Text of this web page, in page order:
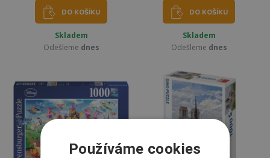
DO KOŠÍKU
Skladem
Odešleme dnes
DO KOŠÍKU
Skladem
Odešleme dnes
Používáme cookies